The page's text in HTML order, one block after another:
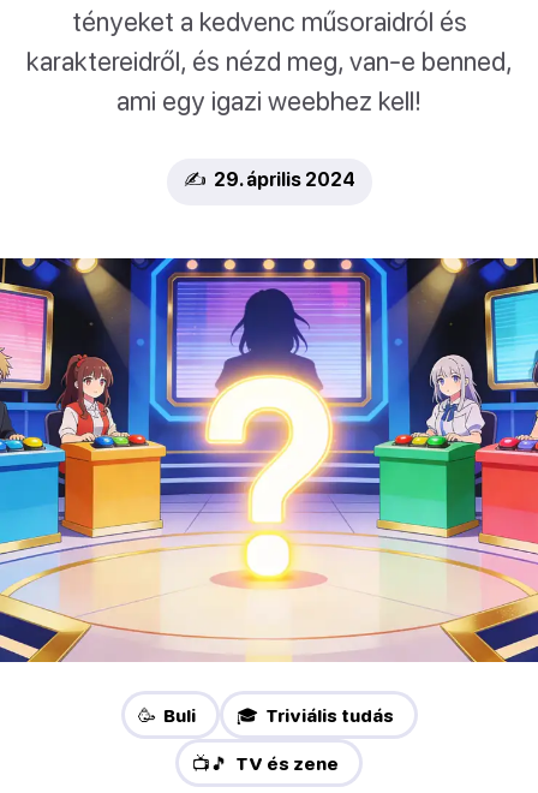
tényeket a kedvenc műsoraidról és
karaktereidről, és nézd meg, van-e benned,
ami egy igazi weebhez kell!
✍️ 29. április 2024
🥳 Buli 🎓 Triviális tudás
📺🎵 TV és zene